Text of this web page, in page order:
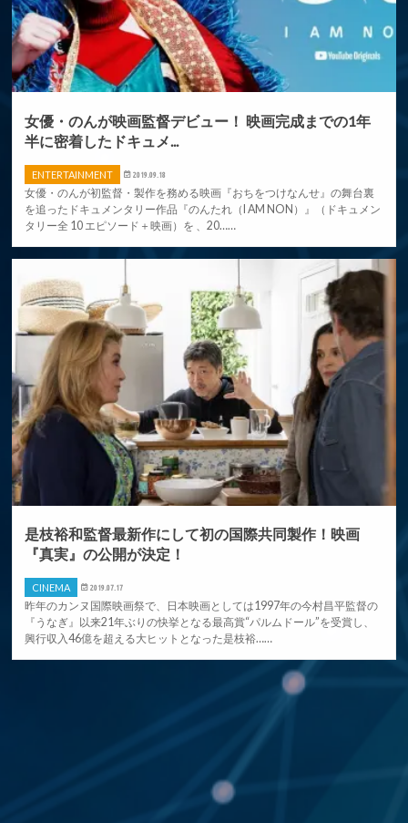
女優・のんが映画監督デビュー！ 映画完成までの1年
半に密着したドキュメ...
ENTERTAINMENT 2019.09.18
女優・のんが初監督・製作を務める映画『おちをつけなんせ』の舞台裏
を追ったドキュメンタリー作品『のんたれ（I AM NON）』（ドキュメン
タリー全 10 エピソード＋映画）を 、20……
是枝裕和監督最新作にして初の国際共同製作！映画
『真実』の公開が決定！
CINEMA 2019.07.17
昨年のカンヌ国際映画祭で、日本映画としては1997年の今村昌平監督の
『うなぎ』以来21年ぶりの快挙となる最高賞“パルムドール”を受賞し、
興行収入46億を超える大ヒットとなった是枝裕……